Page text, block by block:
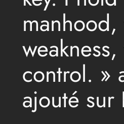
control. »
ajouté sur